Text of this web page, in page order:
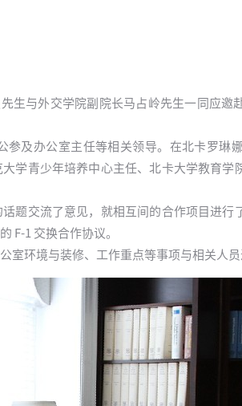
生与外交学院副院长马占岭先生一同应
及办公室主任等相关领导。在北卡罗琳
学青少年培养中心主任、北卡大学教育学
题交流了意见，就相互间的合作项目进行
F-1 交换合作协议。
环境与装修、工作重点等事项与相关人员